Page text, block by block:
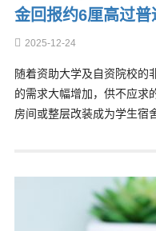
金回报约6厘高过普
2025-12-24
随着资助大学及自资院校的
的需求大幅增加，供不应求
房间或整层改装成为学生宿